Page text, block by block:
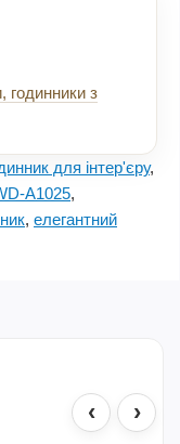
годинники з
для інтер'єру,
A1025,
, елегантний
‹ ›